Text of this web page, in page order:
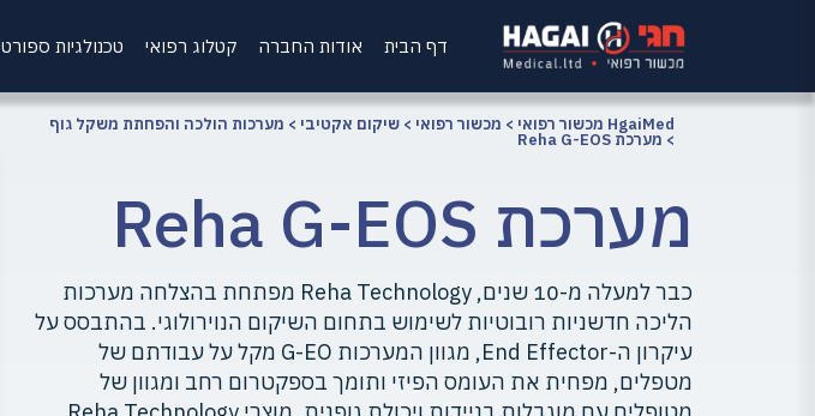
דף הבית אודות החברה קטלוג רפואי טכנולגיות ספורט
HgaiMed מכשור רפואי > מכשור רפואי > שיקום אקטיבי > מערכות הולכה והפחתת משקל גוף
> מערכת Reha G-EOS
מערכת Reha G-EOS
כבר למעלה מ-10 שנים, Reha Technology מפתחת בהצלחה מערכות
הליכה חדשניות רובוטיות לשימוש בתחום השיקום הנוירולוגי. בהתבסס על
עיקרון ה-End Effector, מגוון המערכות G-EO מקל על עבודתם של
מטפלים, מפחית את העומס הפיזי ותומך בספקטרום רחב ומגוון של